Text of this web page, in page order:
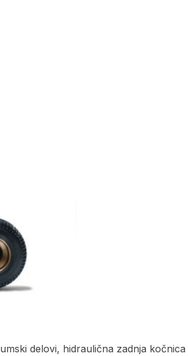
delovi, hidraulična zadnja kočnica